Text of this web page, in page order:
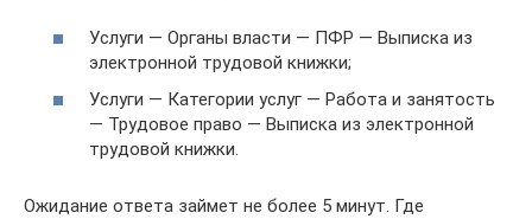
Услуги — Органы власти — ПФР — Выписка из
электронной трудовой книжки;
Услуги — Категории услуг — Работа и занятость
— Трудовое право — Выписка из электронной
трудовой книжки.
Ожидание ответа займет не более 5 минут. Где